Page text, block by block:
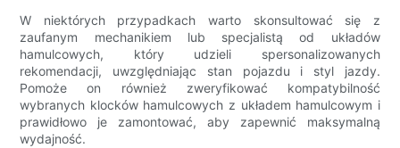
W niektórych przypadkach warto skonsultować się z
zaufanym mechanikiem lub specjalistą od układów
hamulcowych, który udzieli spersonalizowanych
rekomendacji, uwzględniając stan pojazdu i styl jazdy.
Pomoże on również zweryfikować kompatybilność
wybranych klocków hamulcowych z układem hamulcowym i
prawidłowo je zamontować, aby zapewnić maksymalną
wydajność.